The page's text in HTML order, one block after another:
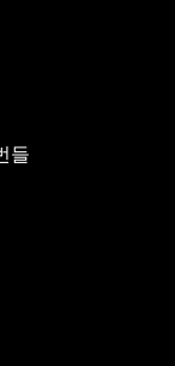
들